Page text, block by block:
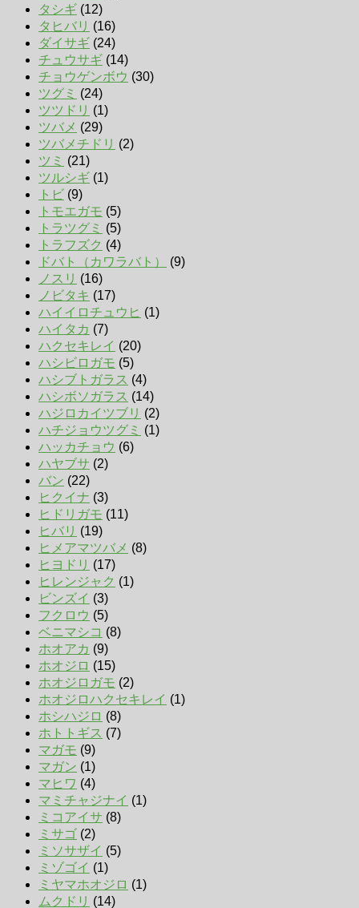
タシギ (12)
タヒバリ (16)
ダイサギ (24)
チュウサギ (14)
チョウゲンボウ (30)
ツグミ (24)
ツツドリ (1)
ツバメ (29)
ツバメチドリ (2)
ツミ (21)
ツルシギ (1)
トビ (9)
トモエガモ (5)
トラツグミ (5)
トラフズク (4)
ドバト（カワラバト）
(9)
ノスリ (16)
ノビタキ (17)
ハイイロチュウヒ (1)
ハイタカ (7)
ハクセキレイ (20)
ハシビロガモ (5)
ハシブトガラス (4)
ハシボソガラス (14)
ハジロカイツブリ (2)
ハチジョウツグミ (1)
ハッカチョウ (6)
ハヤブサ (2)
バン (22)
ヒクイナ (3)
ヒドリガモ (11)
ヒバリ (19)
ヒメアマツバメ (8)
ヒヨドリ (17)
ヒレンジャク (1)
ビンズイ (3)
フクロウ (5)
ベニマシコ (8)
ホオアカ (9)
ホオジロ (15)
ホオジロガモ (2)
ホオジロハクセキレイ (1)
ホシハジロ (8)
ホトトギス (7)
マガモ (9)
マガン (1)
マヒワ (4)
マミチャジナイ (1)
ミコアイサ (8)
ミサゴ (2)
ミソサザイ (5)
ミゾゴイ (1)
ミヤマホオジロ (1)
ムクドリ (14)